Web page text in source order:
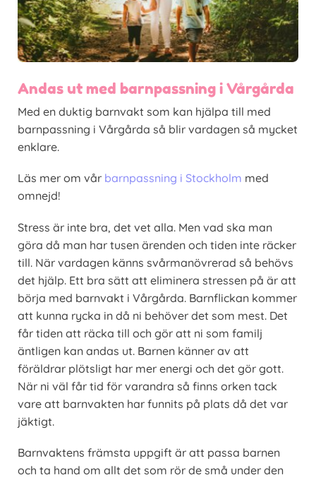
Andas ut med barnpassning i Vårgårda
Med en duktig barnvakt som kan hjälpa till med
barnpassning i Vårgårda så blir vardagen så mycket
enklare.
Läs mer om vår barnpassning i Stockholm med
omnejd!
Stress är inte bra, det vet alla. Men vad ska man
göra då man har tusen ärenden och tiden inte räcker
till. När vardagen känns svårmanövrerad så behövs
det hjälp. Ett bra sätt att eliminera stressen på är att
börja med barnvakt i Vårgårda. Barnflickan kommer
att kunna rycka in då ni behöver det som mest. Det
får tiden att räcka till och gör att ni som familj
äntligen kan andas ut. Barnen känner av att
föräldrar plötsligt har mer energi och det gör gott.
När ni väl får tid för varandra så finns orken tack
vare att barnvakten har funnits på plats då det var
jäktigt.
Barnvaktens främsta uppgift är att passa barnen
och ta hand om allt det som rör de små under den